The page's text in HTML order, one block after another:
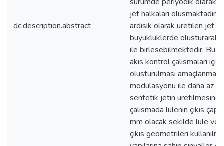
dc.description.abstract
jet halkaları olusmaktadır.
ardısık olarak üretilen jet
büyüklüklerde olusturarak
ile birlesebilmektedir. Bu
akıs kontrol çalısmaları
olusturulması
modülasyonu ile daha az
sentetik jetin üretilmesine
çalısmada lülenin çıkıs
mm olacak sekilde lüle ve
çıkıs geometrileri